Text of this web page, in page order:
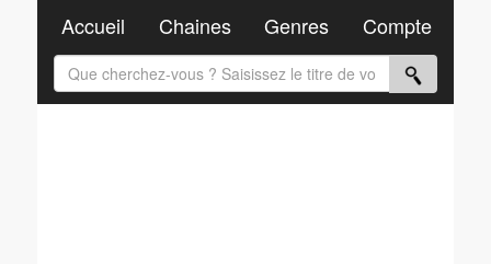
Accueil Chaines Genres Compte